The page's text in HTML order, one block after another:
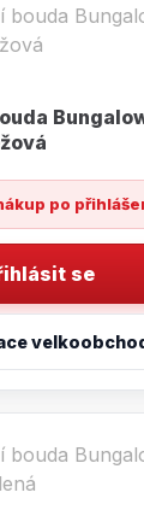
po
se